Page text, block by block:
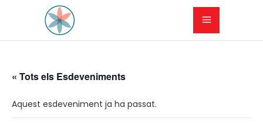
« Tots els Esdeveniments
Aquest esdeveniment ja ha passat.